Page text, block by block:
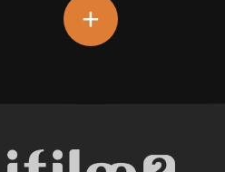
+